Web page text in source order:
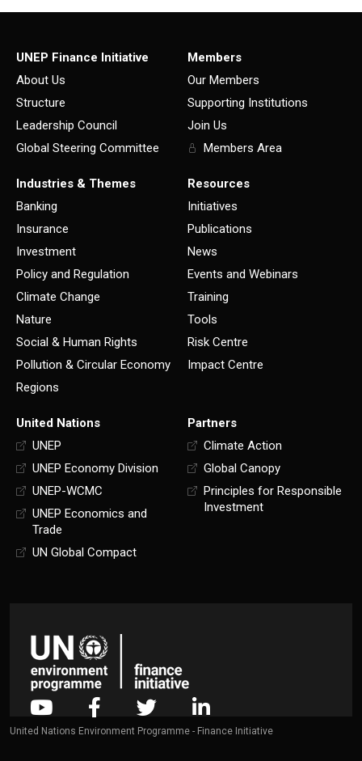
UNEP Finance Initiative
About Us
Structure
Leadership Council
Global Steering Committee
Members
Our Members
Supporting Institutions
Join Us
Members Area
Industries & Themes
Banking
Insurance
Investment
Policy and Regulation
Climate Change
Nature
Social & Human Rights
Pollution & Circular Economy
Regions
Resources
Initiatives
Publications
News
Events and Webinars
Training
Tools
Risk Centre
Impact Centre
United Nations
UNEP
UNEP Economy Division
UNEP-WCMC
UNEP Economics and
Trade
UN Global Compact
Partners
Climate Action
Global Canopy
Principles for Responsible
Investment
United Nations Environment Programme - Finance Initiative